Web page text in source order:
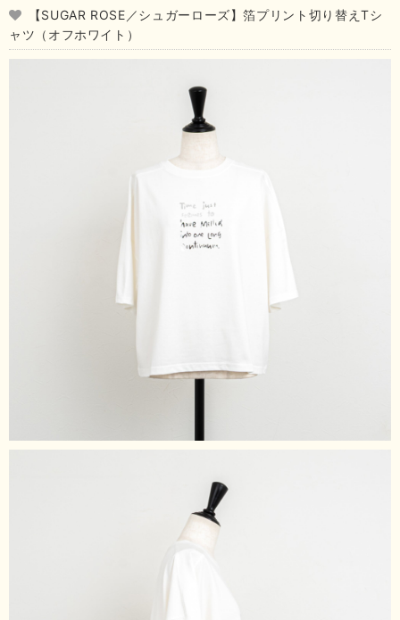
【SUGAR ROSE／シュガーローズ】箔プリント切り替えTシ
ャツ（オフホワイト）